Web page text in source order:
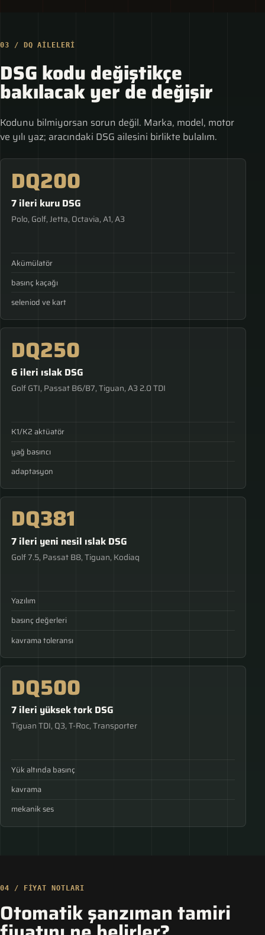
03 / DQ AILELERI
DSG kodu değiştikçe
bakılacak yer de değişir
Kodunu bilmiyorsan sorun değil. Marka, model, motor
ve yılı yaz; aracındaki DSG ailesini birlikte bulalım.
DQ200
7 ileri kuru DSG
Polo, Golf, Jetta, Octavia, A1, A3
Akümülatör
basınç kaçağı
seleniod ve kart
DQ250
6 ileri ıslak DSG
Golf GTI, Passat B6/B7, Tiguan, A3 2.0 TDI
K1/K2 aktüatör
yağ basıncı
adaptasyon
DQ381
7 ileri yeni nesil ıslak DSG
Golf 7.5, Passat B8, Tiguan, Kodiaq
Yazılım
basınç değerleri
kavrama toleransı
DQ500
7 ileri yüksek tork DSG
Tiguan TDI, Q3, T-Roc, Transporter
Yük altında basınç
kavrama
mekanik ses
04 / FIYAT NOTLARI
Otomatik şanzıman tamiri